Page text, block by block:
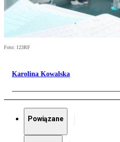
Foto: 123RF
Karolina Kowalska
Powiązane